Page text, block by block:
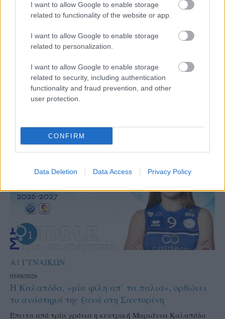
I want to allow Google to enable storage
related to functionality of the website or app.
I want to allow Google to enable storage
related to personalization.
I want to allow Google to enable storage
related to security, including authentication
functionality and fraud prevention, and other
user protection.
CONFIRM
Data Deletion Data Access Privacy Policy
Aκολουθήστε μας
Α1 ΓΥΝΑΙΚΩΝ
05/08/2026
Η Καλαπόδα, «μία φίλη απ’ τα παλιά», ορθώνει
το ανάστημά της ξανά στη Σαντορίνη
Έπειτα από τρία χρόνια η κεντρική Μαριάννα Καλαπόδα